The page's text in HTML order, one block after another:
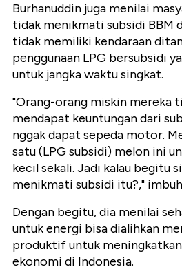
Burhanuddin juga menilai
tidak menikmati subsidi BBM
tidak memiliki kendaraan
penggunaan LPG bersubsidi
untuk jangka waktu singkat.
"Orang-orang miskin mereka
mendapat keuntungan dari
nggak dapat sepeda motor.
satu (LPG subsidi) melon ini
kecil sekali. Jadi kalau begitu
menikmati subsidi itu?,"
Dengan begitu, dia menilai
untuk energi bisa dialihkan
produktif untuk
ekonomi di Indonesia.